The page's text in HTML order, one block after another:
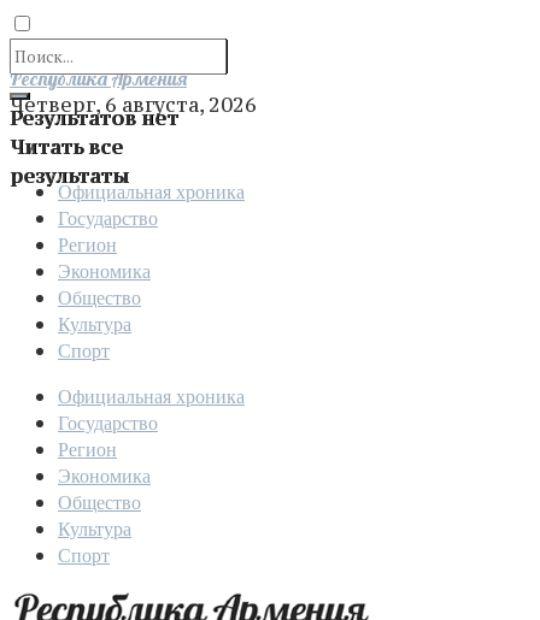
Результатов нет
Читать все
результаты
Отправить
Республика Армения
Четверг, 6 августа, 2026
Официальная хроника
Государство
Регион
Экономика
Общество
Культура
Спорт
Официальная хроника
Государство
Регион
Экономика
Общество
Культура
Спорт